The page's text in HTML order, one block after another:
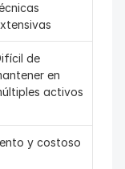
de
en
activos
y costoso